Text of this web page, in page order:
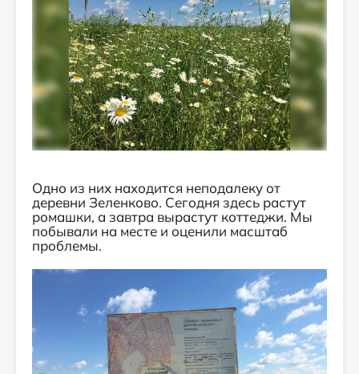
Одно из них находится неподалеку от
деревни Зеленково. Сегодня здесь растут
ромашки, а завтра вырастут коттеджи. Мы
побывали на месте и оценили масштаб
проблемы.